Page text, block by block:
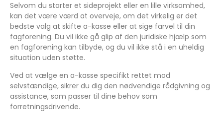
Selvom du starter et sideprojekt eller en lille virksomhed,
kan det være værd at overveje, om det virkelig er det
bedste valg at skifte a-kasse eller at sige farvel til din
fagforening. Du vil ikke gå glip af den juridiske hjælp som
en fagforening kan tilbyde, og du vil ikke stå i en uheldig
situation uden støtte.
Ved at vælge en a-kasse specifikt rettet mod
selvstændige, sikrer du dig den nødvendige rådgivning og
assistance, som passer til dine behov som
forretningsdrivende.